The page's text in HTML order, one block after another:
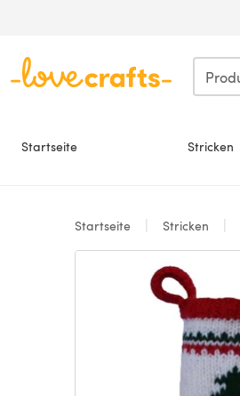
Startseite Stricken
Startseite Stricken